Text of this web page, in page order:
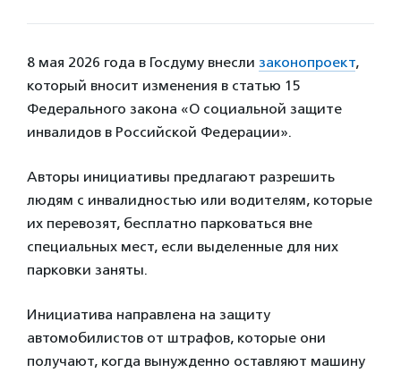
8 мая 2026 года в Госдуму внесли законопроект,
который вносит изменения в статью 15
Федерального закона «О социальной защите
инвалидов в Российской Федерации».
Авторы инициативы предлагают разрешить
людям с инвалидностью или водителям, которые
их перевозят, бесплатно парковаться вне
специальных мест, если выделенные для них
парковки заняты.
Инициатива направлена на защиту
автомобилистов от штрафов, которые они
получают, когда вынужденно оставляют машину